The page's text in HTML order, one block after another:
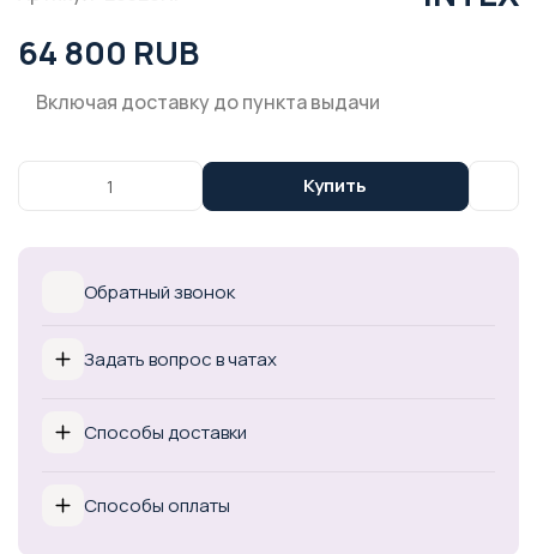
64 800 RUB
Включая доставку до пункта выдачи
Купить
Обратный звонок
Задать вопрос в чатах
Способы доставки
Способы оплаты